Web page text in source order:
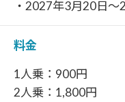
・2027年3月20日～
料金
1人乗：900円
2人乗：1,800円